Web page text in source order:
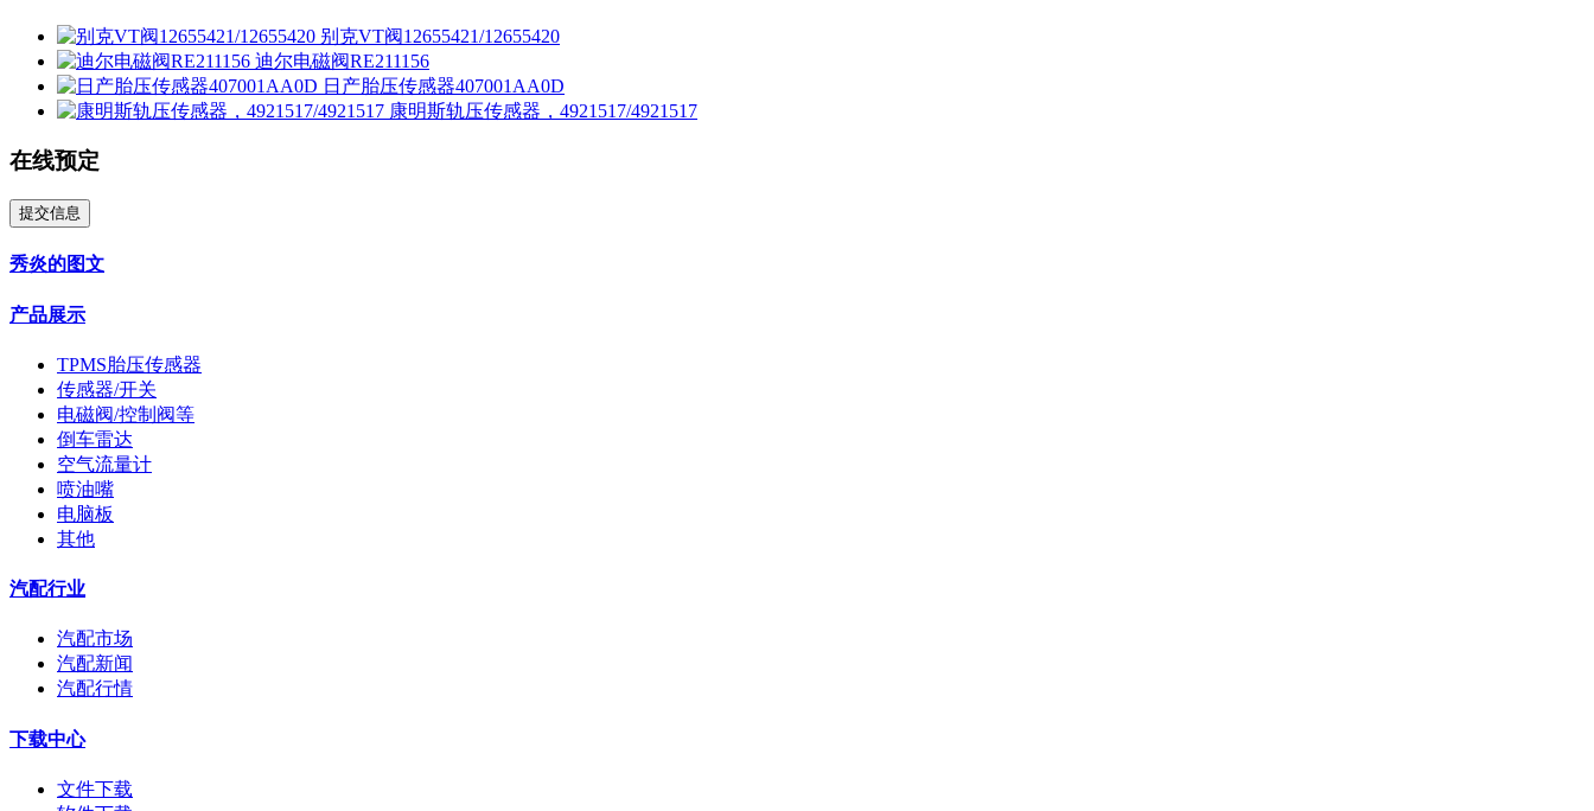
别克VT阀12655421/12655420
迪尔电磁阀RE211156
日产胎压传感器407001AA0D
康明斯轨压传感器，4921517/4921517
在线预定
提交信息
秀炎的图文
产品展示
TPMS胎压传感器
传感器/开关
电磁阀/控制阀等
倒车雷达
空气流量计
喷油嘴
电脑板
其他
汽配行业
汽配市场
汽配新闻
汽配行情
下载中心
文件下载